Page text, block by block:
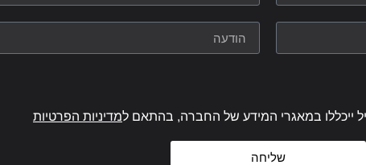
ייכללו במאגרי המידע של החברה, בהתאם למדיניות הפרטיות
שליחה